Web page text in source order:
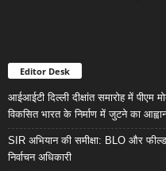
Editor Desk
आईआईटी दिल्ली दीक्षांत समारोह में पीएम
विकसित भारत के निर्माण में जुटने का
SIR अभियान की समीक्षा: BLO और
निर्वाचन अधिकारी